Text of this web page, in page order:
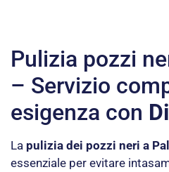
Pulizia pozzi
– Servizio
esigenza con
La pulizia dei pozzi neri a
essenziale per evitare